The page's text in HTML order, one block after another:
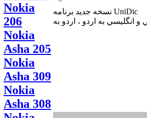
Nokia
206
Nokia
Asha 205
Nokia
Asha 309
Nokia
Asha 308
نسخه جديد برنامه UniDic